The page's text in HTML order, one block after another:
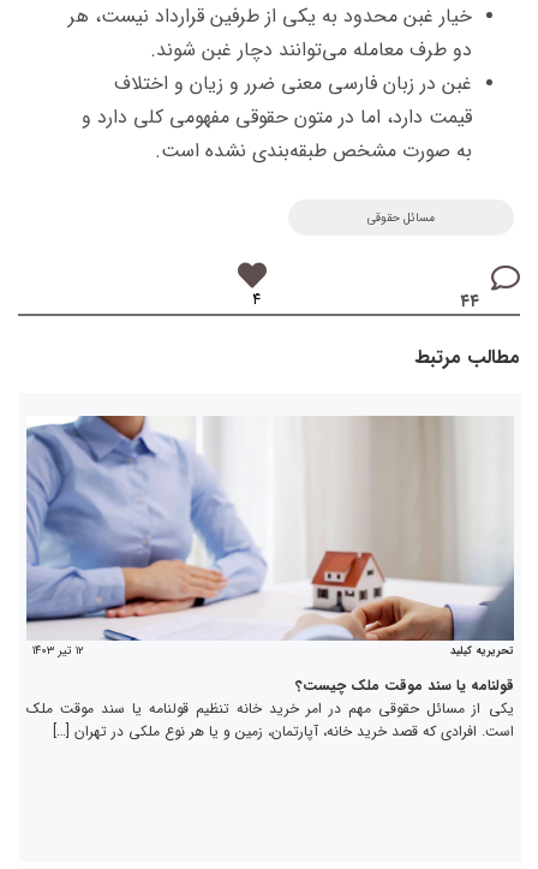
خیار غبن محدود به یکی از طرفین قرارداد نیست، هر
دو طرف معامله می‌توانند دچار غبن شوند.
غبن در زبان فارسی معنی ضرر و زیان و اختلاف
قیمت دارد، اما در متون حقوقی مفهومی کلی دارد و
به صورت مشخص طبقه‌بندی نشده است.
مسائل حقوقی
۴۴ ۴
مطالب مرتبط
تحریریه کیلید ۱۲ تیر ۱۴۰۳
قولنامه یا سند موقت ملک چیست؟
یکی از مسائل حقوقی مهم در امر خرید خانه تنظیم قولنامه یا سند موقت ملک
است. افرادی که قصد خرید خانه، آپارتمان، زمین و یا هر نوع ملکی در تهران […]